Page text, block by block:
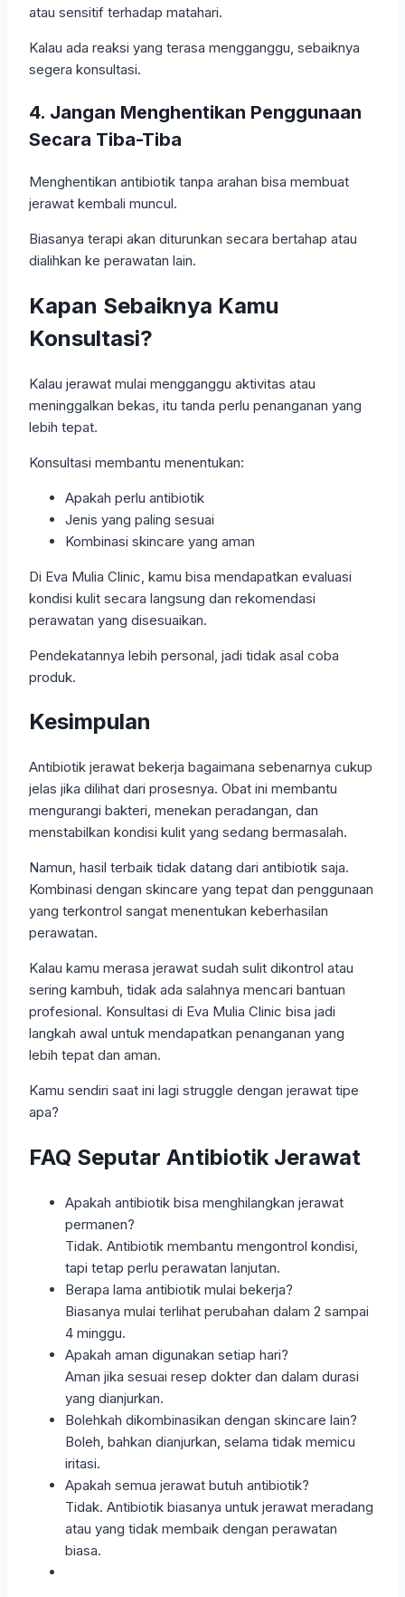
atau sensitif terhadap matahari.
Kalau ada reaksi yang terasa mengganggu, sebaiknya
segera konsultasi.
4. Jangan Menghentikan Penggunaan
Secara Tiba-Tiba
Menghentikan antibiotik tanpa arahan bisa membuat
jerawat kembali muncul.
Biasanya terapi akan diturunkan secara bertahap atau
dialihkan ke perawatan lain.
Kapan Sebaiknya Kamu
Konsultasi?
Kalau jerawat mulai mengganggu aktivitas atau
meninggalkan bekas, itu tanda perlu penanganan yang
lebih tepat.
Konsultasi membantu menentukan:
Apakah perlu antibiotik
Jenis yang paling sesuai
Kombinasi skincare yang aman
Di Eva Mulia Clinic, kamu bisa mendapatkan evaluasi
kondisi kulit secara langsung dan rekomendasi
perawatan yang disesuaikan.
Pendekatannya lebih personal, jadi tidak asal coba
produk.
Kesimpulan
Antibiotik jerawat bekerja bagaimana sebenarnya cukup
jelas jika dilihat dari prosesnya. Obat ini membantu
mengurangi bakteri, menekan peradangan, dan
menstabilkan kondisi kulit yang sedang bermasalah.
Namun, hasil terbaik tidak datang dari antibiotik saja.
Kombinasi dengan skincare yang tepat dan penggunaan
yang terkontrol sangat menentukan keberhasilan
perawatan.
Kalau kamu merasa jerawat sudah sulit dikontrol atau
sering kambuh, tidak ada salahnya mencari bantuan
profesional. Konsultasi di Eva Mulia Clinic bisa jadi
langkah awal untuk mendapatkan penanganan yang
lebih tepat dan aman.
Kamu sendiri saat ini lagi struggle dengan jerawat tipe
apa?
FAQ Seputar Antibiotik Jerawat
Apakah antibiotik bisa menghilangkan jerawat
permanen?
Tidak. Antibiotik membantu mengontrol kondisi,
tapi tetap perlu perawatan lanjutan.
Berapa lama antibiotik mulai bekerja?
Biasanya mulai terlihat perubahan dalam 2 sampai
4 minggu.
Apakah aman digunakan setiap hari?
Aman jika sesuai resep dokter dan dalam durasi
yang dianjurkan.
Bolehkah dikombinasikan dengan skincare lain?
Boleh, bahkan dianjurkan, selama tidak memicu
iritasi.
Apakah semua jerawat butuh antibiotik?
Tidak. Antibiotik biasanya untuk jerawat meradang
atau yang tidak membaik dengan perawatan
biasa.